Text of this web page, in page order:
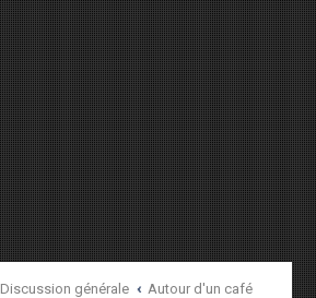
Discussion générale Autour d'un café